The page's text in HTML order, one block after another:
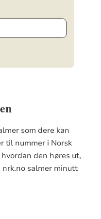
som dere kan
til nummer i Norsk
den høres ut,
salmer minutt